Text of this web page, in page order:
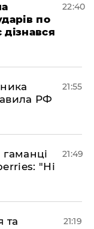
по
22:40
РФ
21:55
"Ні
21:49
та
21:19